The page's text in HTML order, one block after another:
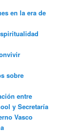
en la era de
sobre
entre
y Secretaría
Vasco